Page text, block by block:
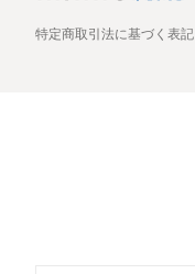
特定商取引法に基づく表記